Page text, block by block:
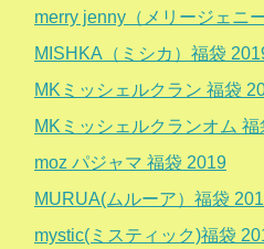
merry jenny（メリージェニ
MISHKA（ミシカ）福袋
MKミッシェルクラン 福袋
MKミッシェルクランオム
moz パジャマ 福袋 2019
MURUA(ムルーア）福袋
mystic(ミスティック)福袋